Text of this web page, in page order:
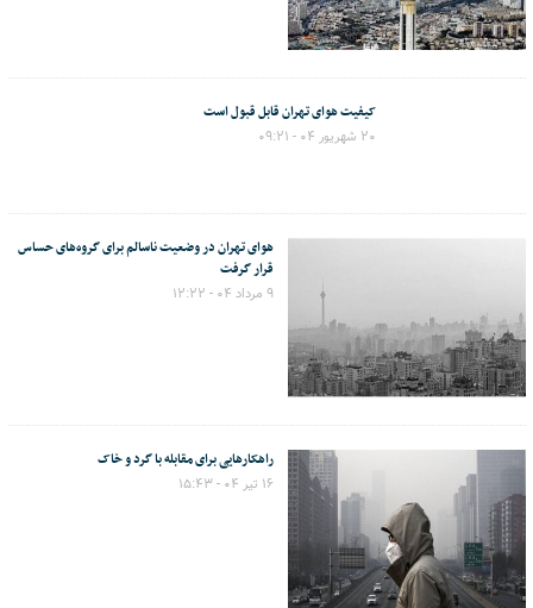
کیفیت هوای تهران قابل قبول است
۲۰ شهریور ۰۴ - ۰۹:۲۱
هوای تهران در وضعیت ناسالم برای گروه‌های حساس
قرار گرفت
۹ مرداد ۰۴ - ۱۲:۲۲
راهکارهایی برای مقابله با گرد و خاک
۱۶ تیر ۰۴ - ۱۵:۴۳